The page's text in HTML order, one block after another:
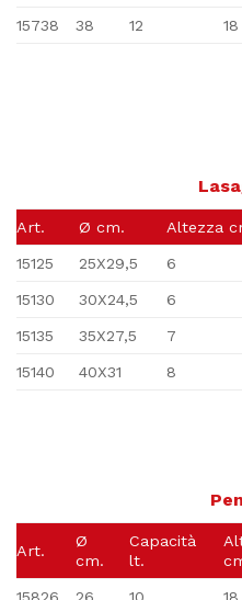
15738 38 12 18
Art. Ø cm. Altezza
15125 25X29,5 6
15130 30X24,5 6
15135 35X27,5 7
15140 40X31 8
Art.
Ø
cm.
Capacità
lt.